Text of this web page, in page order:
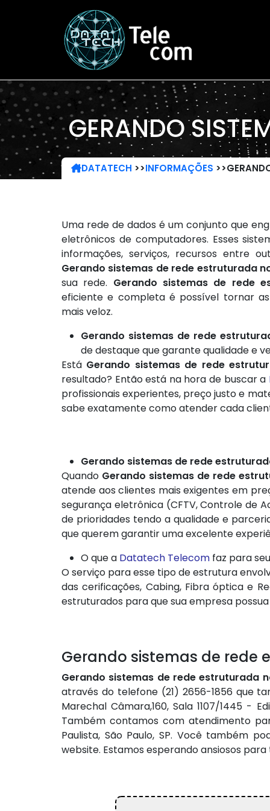
GERANDO
DATATECH >>INFORMAÇÕES >>
Uma rede de dados é um conjunto que
eletrônicos de computadores. Esses
informações, serviços, recursos entre
Gerando sistemas de rede estruturada
sua rede. Gerando sistemas de rede
eficiente e completa é possível tornar
mais veloz.
Gerando sistemas de rede
de destaque que garante qualidade e
Está Gerando sistemas de rede
resultado? Então está na hora de buscar a
profissionais experientes, preço justo e
sabe exatamente como atender cada
Gerando sistemas de rede
Quando Gerando sistemas de rede
atende aos clientes mais exigentes em
segurança eletrônica (CFTV, Controle de
de prioridades tendo a qualidade e
que querem garantir uma excelente
O que a Datatech Telecom faz para
O serviço para esse tipo de estrutura
das cerificações, Cabing, Fibra óptica e
estruturados para que sua empresa
Gerando sistemas de rede
Gerando sistemas de rede estruturada
através do telefone (21) 2656-1856 que
Marechal Câmara,160, Sala 1107/1445 -
Também contamos com atendimento
Paulista, São Paulo, SP. Você também
website. Estamos esperando ansiosos